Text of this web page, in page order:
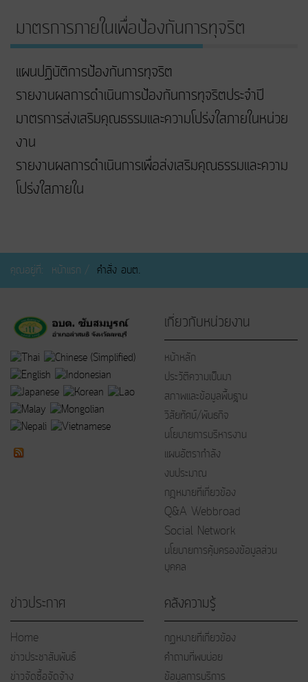
มาตรการภายในเพื่อป้องกันการทุจริต
แผนปฏิบัติการป้องกันการทุจริต
รายงานผลการดำเนินการป้องกันการทุจริตประจำปี
มาตรการส่งเสริมคุณธรรมและความโปร่งใสภายในหน่วย
งาน
รายงานผลการดำเนินการเพื่อส่งเสริมคุณธรรมและความ
โปร่งใสภายใน
คุณอยู่ที่: หน้าแรก คำสั่ง อบต.
เกี่ยวกับหน่วยงาน
หน้าหลัก
ประวัติความเป็นมา
สภาพและข้อมูลพื้นฐาน
วิสัยทัศน์/พันธกิจ
นโยบายการบริหารงาน
แผนอัตรากำลัง
งบประมาณ
กฎหมายที่เกี่ยวข้อง
Q&A Webbroad
Social Network
นโยบายการคุ้มครองข้อมูลส่วน
บุคคล
ข่าวประกาศ
Home
ข่าวประชาสัมพันธ์
ข่าวจัดซื้อจัดจ้าง
คลังความรู้
กฏหมายที่เกี่ยวข้อง
คำถามที่พบบ่อย
ข้อมูลการบริการ